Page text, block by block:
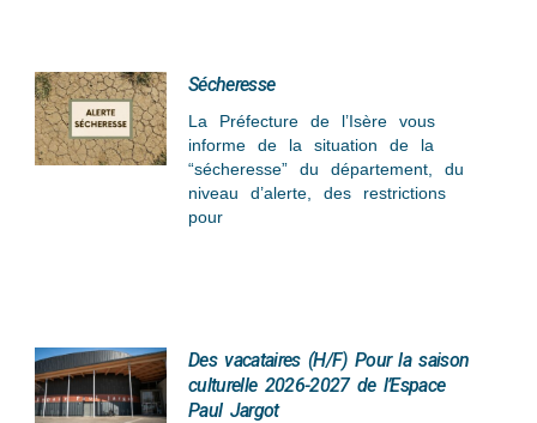
Sécheresse
La Préfecture de l’Isère vous
informe de la situation de la
“sécheresse” du département, du
niveau d’alerte, des restrictions
pour
Des vacataires (H/F) Pour la saison
culturelle 2026-2027 de l’Espace
Paul Jargot